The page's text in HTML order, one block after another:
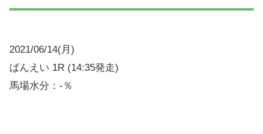
2021/06/14(月)
ばんえい 1R (14:35発走)
馬場水分：-％